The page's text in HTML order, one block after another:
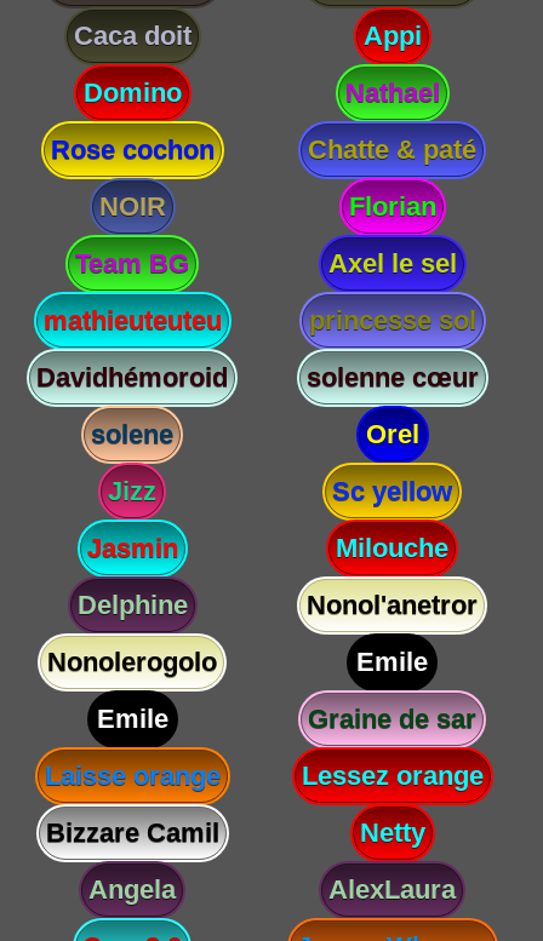
Caca doit
Appi
Domino
Nathael
Rose cochon
Chatte & paté
NOIR
Florian
Team BG
Axel le sel
mathieuteuteu
princesse sol
Davidhémoroid
solenne cœur
solene
Orel
Jizz
Sc yellow
Jasmin
Milouche
Delphine
Nonol'anetror
Nonolerogolo
Emile
Emile
Graine de sar
Laisse orange
Lessez orange
Bizzare Camil
Netty
Angela
AlexLaura